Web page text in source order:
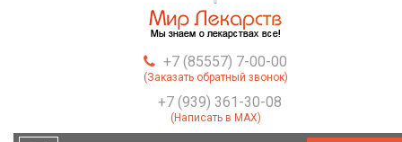
+7 (85557) 7-00-00
(Заказать обратный звонок)
+7 (939) 361-30-08
(Написать в MAX)